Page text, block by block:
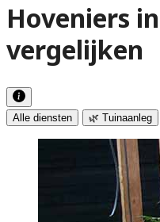
Hoveniers
vergelijken
Alle diensten 🌿 Tuinaanleg